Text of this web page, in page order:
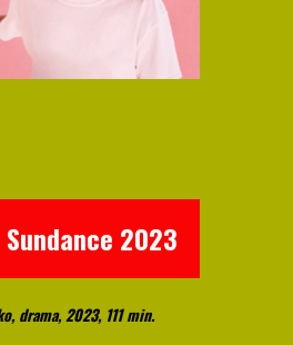
Sundance 2023
drama, 2023, 111 min.